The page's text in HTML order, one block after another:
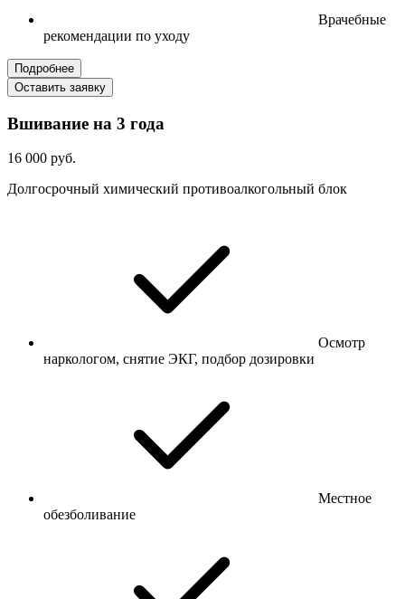
Врачебные
рекомендации по уходу
Подробнее
Оставить заявку
Вшивание на 3 года
16 000 руб.
Долгосрочный химический противоалкогольный блок
Осмотр
наркологом, снятие ЭКГ, подбор дозировки
Местное
обезболивание